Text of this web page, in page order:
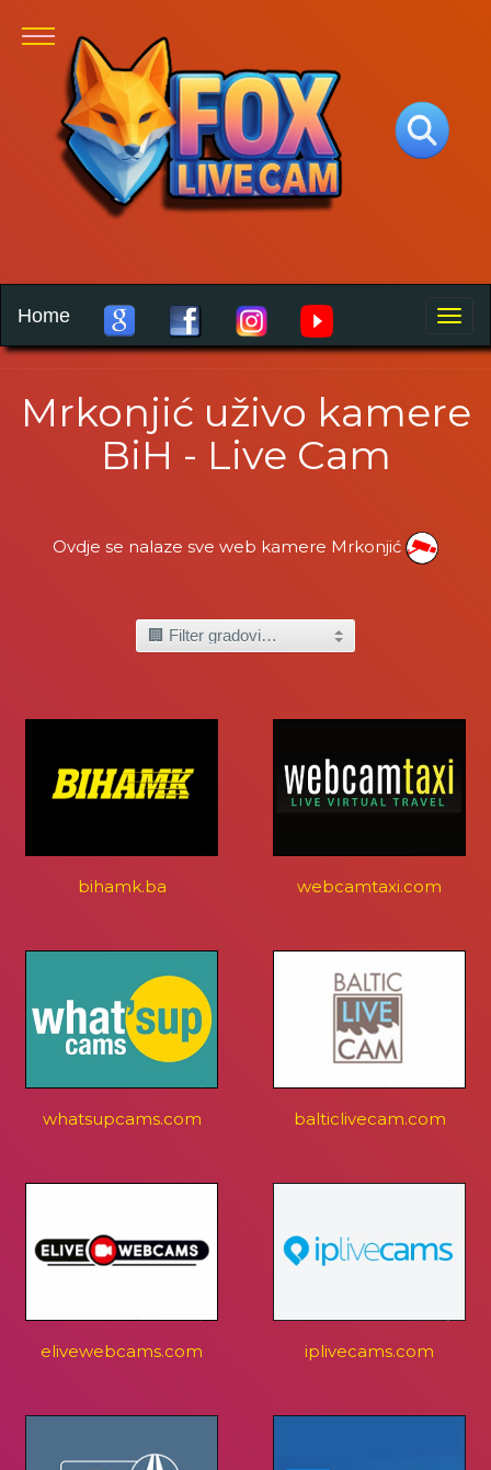
Toggle
Home
Mrkonjić uživo kamere
BiH - Live Cam
Ovdje se nalaze sve web kamere Mrkonjić
bihamk.ba webcamtaxi.com
whatsupcams.com balticlivecam.com
elivewebcams.com iplivecams.com